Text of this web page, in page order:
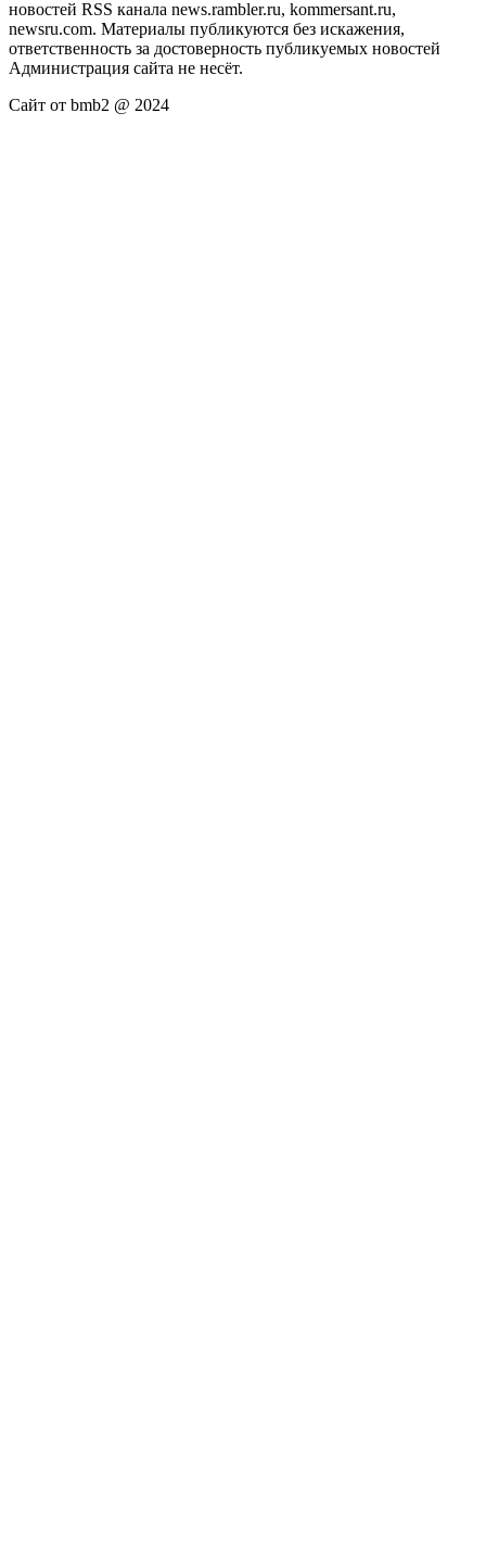
новостей RSS канала news.rambler.ru, kommersant.ru,
newsru.com. Материалы публикуются без искажения,
ответственность за достоверность публикуемых новостей
Администрация сайта не несёт.
Сайт от bmb2 @ 2024